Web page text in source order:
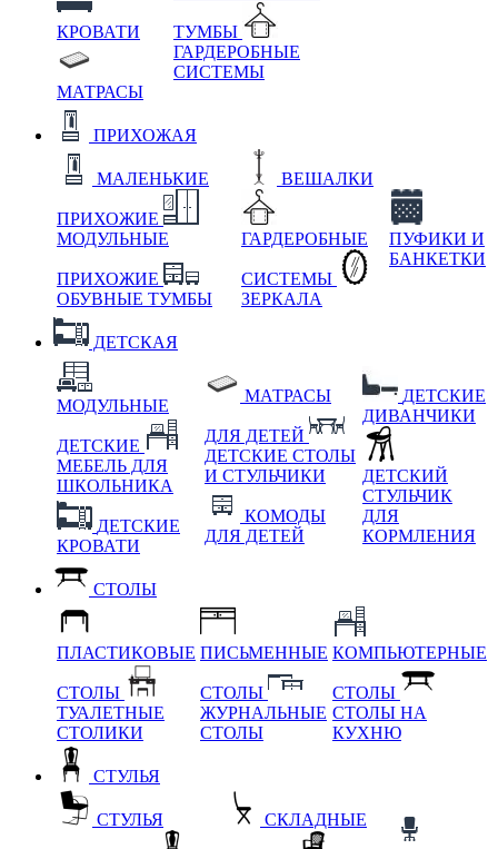
КРОВАТИ
МАТРАСЫ
ТУМБЫ
ГАРДЕРОБНЫЕ
СИСТЕМЫ
ПРИХОЖАЯ
МАЛЕНЬКИЕ
ПРИХОЖИЕ
МОДУЛЬНЫЕ
ПРИХОЖИЕ
ОБУВНЫЕ ТУМБЫ
ВЕШАЛКИ
ГАРДЕРОБНЫЕ
СИСТЕМЫ
ЗЕРКАЛА
ПУФИКИ И
БАНКЕТКИ
ДЕТСКАЯ
МОДУЛЬНЫЕ
ДЕТСКИЕ
МЕБЕЛЬ ДЛЯ
ШКОЛЬНИКА
ДЕТСКИЕ
КРОВАТИ
МАТРАСЫ
ДЛЯ ДЕТЕЙ
ДЕТСКИЕ СТОЛЫ
И СТУЛЬЧИКИ
КОМОДЫ
ДЛЯ ДЕТЕЙ
ДЕТСКИЕ
ДИВАНЧИКИ
ДЕТСКИЙ
СТУЛЬЧИК
ДЛЯ
КОРМЛЕНИЯ
СТОЛЫ
ПЛАСТИКОВЫЕ
СТОЛЫ
ТУАЛЕТНЫЕ
СТОЛИКИ
ПИСЬМЕННЫЕ
СТОЛЫ
ЖУРНАЛЬНЫЕ
СТОЛЫ
КОМПЬЮТЕРНЫЕ
СТОЛЫ
СТОЛЫ НА
КУХНЮ
СТУЛЬЯ
СТУЛЬЯ СКЛАДНЫЕ